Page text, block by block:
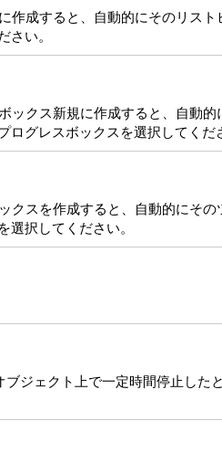
成すると、自動的にそのリスト
さい。
ックス新規に作成すると、自動
グレスボックスを選択してくだ
スを作成すると、自動的にそ
択してください。
ジェクト上で一定時間停止した